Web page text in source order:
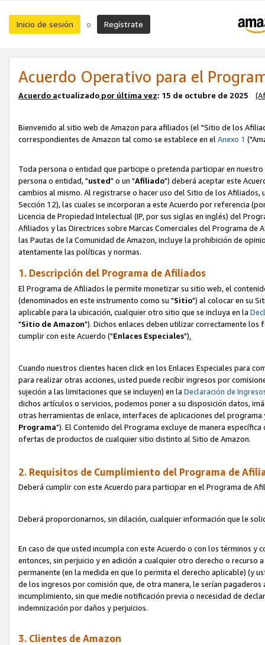
Inicio de sesión o Regístrate
Acuerdo Operativo para el
Acuerdo actualizado por última vez: 15 de octubre de 2025
Bienvenido al sitio web de Amazon para afiliados (el "Sitio de los
correspondientes de Amazon tal como se establece en elAnexo 1
Toda persona o entidad que participe o pretenda participar en
persona o entidad, "usted" o un "Afiliado") deberá aceptar este
cambios al mismo. Al registrarse o hacer uso del Sitio de los
Sección 12), las cuales se incorporan a este Acuerdo por referencia
Licencia de Propiedad Intelectual (IP, por sus siglas en inglés) del
Afiliados y las Directrices sobre Marcas Comerciales del Programa
las Pautas de la Comunidad de Amazon, incluye la prohibición de
atentamente las políticas y normas.
1. Descripción del Programa de Afiliados
El Programa de Afiliados le permite monetizar su sitio web, el
(denominados en este instrumento como su "Sitio") al colocar en su
aplicable para la ubicación, cualquier otro sitio que se incluya en la
"Sitio de Amazon"). Dichos enlaces deben utilizar correctamente los
cumplir con este Acuerdo ("Enlaces Especiales").
Cuando nuestros clientes hacen click en los Enlaces Especiales para
para realizar otras acciones, usted puede recibir ingresos por
sujeción a las limitaciones que se incluyen) en la Declaración de
dichos artículos o servicios, podemos poner a su disposición datos,
otras herramientas de enlace, interfaces de aplicaciones del
Programa"). El Contenido del Programa excluye de manera
ofertas de productos de cualquier sitio distinto al Sitio de Amazon.
2. Requisitos de Cumplimiento del Programa de
Deberá cumplir con este Acuerdo para participar en el Programa de
Deberá proporcionarnos, sin dilación, cualquier información que le
En caso de que usted incumpla con este Acuerdo o con los términos
entonces, sin perjuicio y en adición a cualquier otro derecho o
permanente (en la medida en que lo permita el derecho aplicable) (y
de los ingresos por comisión que, de otra manera, le serían
incumplimiento, sin que medie notificación previa o necesidad de
indemnización por daños y perjuicios.
3. Clientes de Amazon